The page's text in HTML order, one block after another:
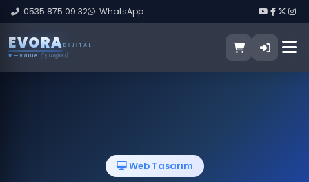
0535 875 09 32 WhatsApp
EVORA DIJITAL
V — Value (İş Değeri)
Web Tasarım